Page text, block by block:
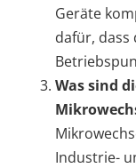
Geräte
dafür, dass
Was sind
Industrie-